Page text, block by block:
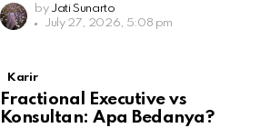
by Jati Sunarto
July 27, 2026, 5:08 pm
Karir
Fractional Executive vs
Konsultan: Apa Bedanya?